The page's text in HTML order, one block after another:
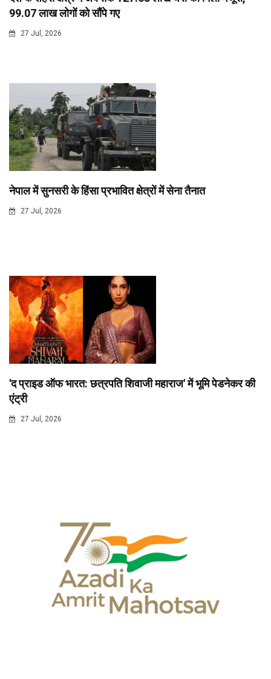
99.07 लाख लोगों को सौंपे गए
27 Jul, 2026
नेपाल में सुनसरी के हिंसा प्रभावित क्षेत्रों में सेना तैनात
27 Jul, 2026
'द प्राइड ऑफ भारत: छत्रपति शिवाजी महाराज' में भूमि पेडनेकर की
एंट्री
27 Jul, 2026